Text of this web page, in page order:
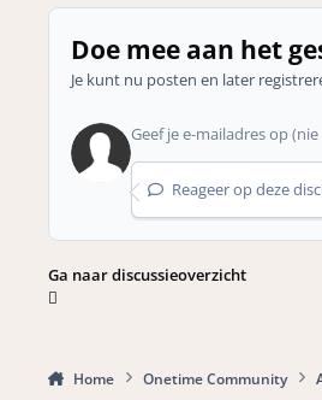
Doe mee aan het
Je kunt nu posten en later
Reageer op deze
Ga naar discussieoverzicht
Home Onetime Community